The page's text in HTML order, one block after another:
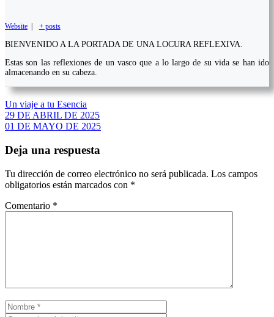
Website + posts
BIENVENIDO A LA PORTADA DE UNA LOCURA REFLEXIVA.
Estas son las reflexiones de un vasco que a lo largo de su vida se han ido
almacenando en su cabeza.
Un viaje a tu Esencia
Navegación
de
entradas
29 DE ABRIL DE 2025
01 DE MAYO DE 2025
Deja una respuesta
Tu dirección de correo electrónico no será publicada. Los campos
obligatorios están marcados con *
Comentario *